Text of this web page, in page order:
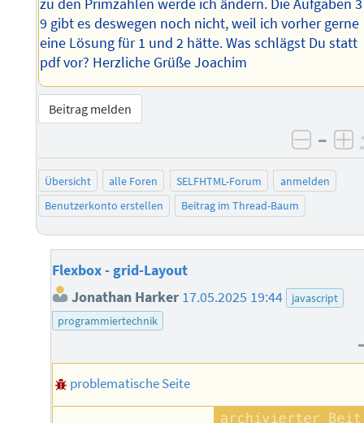
zu den Primzahlen werde ich ändern. Die Aufgaben
9 gibt es deswegen noch nicht, weil ich vorher gerne
eine Lösung für 1 und 2 hätte. Was schlägst Du statt
pdf vor? Herzliche Grüße Joachim
Beitrag melden
–
Übersicht alle Foren SELFHTML-Forum
anmelden
Benutzerkonto erstellen
Beitrag im Thread-Baum
Flexbox - grid-Layout
Jonathan Harker 17.05.2025 19:44
javascript
programmiertechnik
problematische Seite